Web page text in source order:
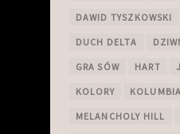
DAWID TYSZKOWSKI
DUCH DELTA
GRA SÓW HART
KOLORY KOLUMBIA
MELANCHOLY HILL